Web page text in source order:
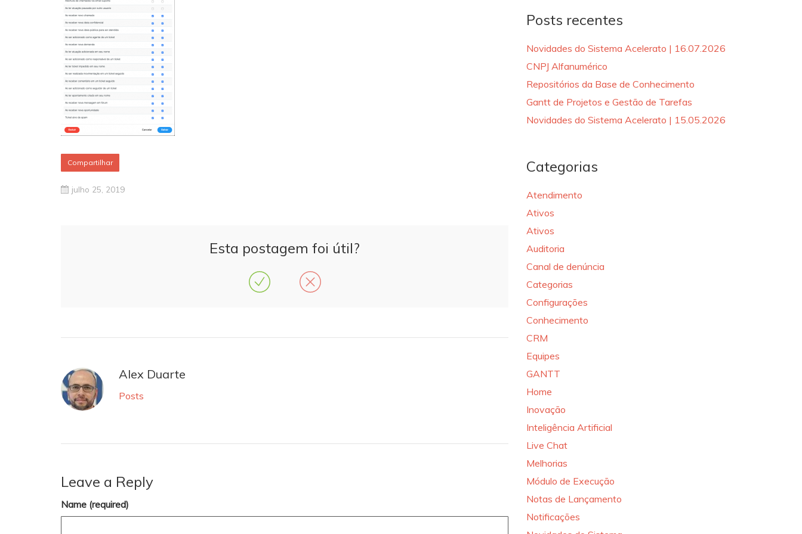
Compartilhar
julho 25, 2019
Esta postagem foi útil?
Alex Duarte
Posts
Leave a Reply
Name (required)
Posts recentes
Novidades do Sistema Acelerato | 16.07.2026
CNPJ Alfanumérico
Repositórios da Base de Conhecimento
Gantt de Projetos e Gestão de Tarefas
Novidades do Sistema Acelerato | 15.05.2026
Categorias
Atendimento
Ativos
Ativos
Auditoria
Canal de denúncia
Categorias
Configurações
Conhecimento
CRM
Equipes
GANTT
Home
Inovação
Inteligência Artificial
Live Chat
Melhorias
Módulo de Execução
Notas de Lançamento
Notificações